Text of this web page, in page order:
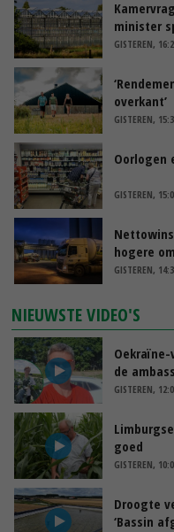
minister
GISTEREN,
overkant’
GISTEREN,
Oorlogen
GISTEREN,
hogere
GISTEREN,
NIEUWSTE VIDEO'S
Oekraïne-
de
GISTEREN,
goed
GISTEREN,
Droogte
‘Bassin